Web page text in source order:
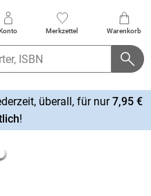
Merkzettel Warenkorb
überall, für nur7,95 €
!